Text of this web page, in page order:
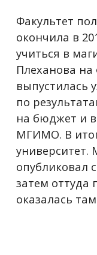
Факультет
окончила в
учиться в
Плеханова на
выпустилась
по
на бюджет и
МГИМО. В
опубликовал
затем оттуда
оказалась